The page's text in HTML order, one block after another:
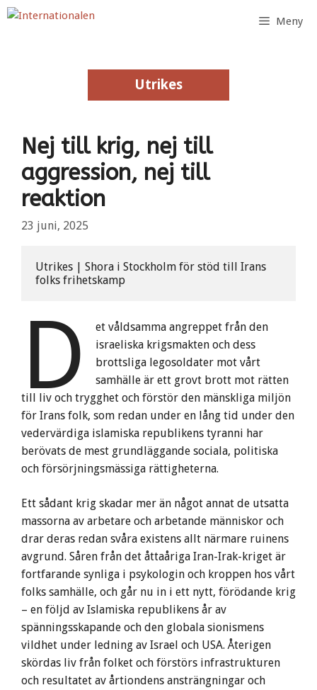
Hoppa
Meny
Utrikes
Utrikes
Nej till krig, nej till
aggression, nej till
reaktion
23 juni, 2025
Utrikes | Shora i Stockholm för stöd till Irans
folks frihetskamp
D
et våldsamma angreppet från den
israeliska krigsmakten och dess
brottsliga legosoldater mot vårt
samhälle är ett grovt brott mot rätten
till liv och trygghet och förstör den mänskliga miljön
för Irans folk, som redan under en lång tid under den
vedervärdiga islamiska republikens tyranni har
berövats de mest grundläggande sociala, politiska
och försörjningsmässiga rättigheterna.
Ett sådant krig skadar mer än något annat de utsatta
massorna av arbetare och arbetande människor och
drar deras redan svåra existens allt närmare ruinens
avgrund. Såren från det åttaåriga Iran-Irak-kriget är
fortfarande synliga i psykologin och kroppen hos vårt
folks samhälle, och går nu in i ett nytt, förödande krig
– en följd av Islamiska republikens år av
spänningsskapande och den globala sionismens
vildhet under ledning av Israel och USA. Återigen
skördas liv från folket och förstörs infrastrukturen
och resultatet av årtiondens ansträngningar och